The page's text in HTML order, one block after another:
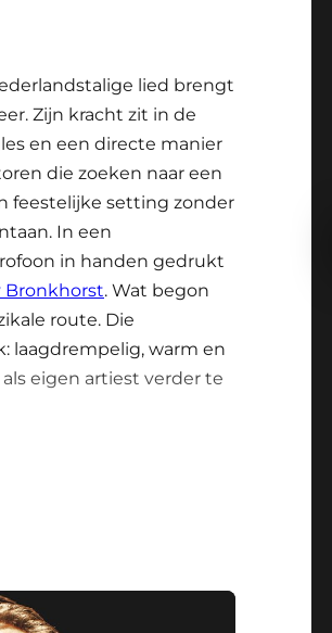
lied brengt
Zijn kracht zit in de
en een directe manier
die zoeken naar een
feestelijke setting zonder
In een
in handen gedrukt
Bronkhorst. Wat begon
route. Die
laagdrempelig, warm en
eigen artiest verder te
sentiment,
Daardoor voelt zijn